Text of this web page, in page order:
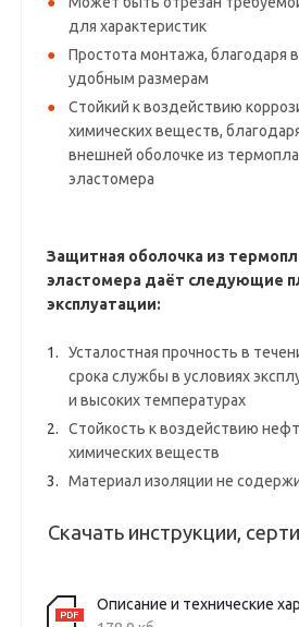
для характеристик
Простота монтажа, благодаря
удобным размерам
Стойкий к воздействию
химических веществ,
внешней оболочке из
эластомера
Защитная оболочка из
эластомера даёт следующие
эксплуатации:
Усталостная прочность в
срока службы в условиях
и высоких температурах
Стойкость к воздействию
химических веществ
Материал изоляции не
Скачать инструкции,
Описание и технические